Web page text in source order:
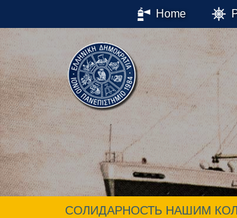
Home
СОЛИДАРНОСТЬ НАШИМ